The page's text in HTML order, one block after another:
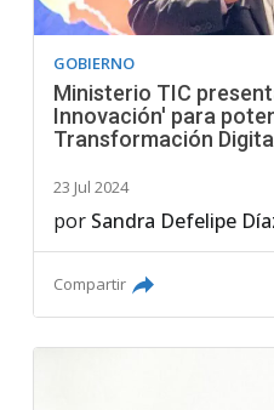
GOBIERNO
Ministerio TIC
Innovación' para
Transformación
23 Jul 2024
por Sandra Defelipe
Compartir